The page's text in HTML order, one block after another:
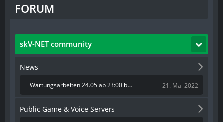
FORUM
skV-NET community
News
Wartungsarbeiten 24.05 ab 23:00 bis 06:00
21. Mai 2022
Public Game & Voice Servers